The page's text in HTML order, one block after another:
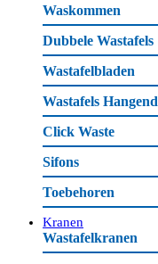
Waskommen
Dubbele Wastafels
Wastafelbladen
Wastafels Hangend
Click Waste
Sifons
Toebehoren
Kranen
Wastafelkranen